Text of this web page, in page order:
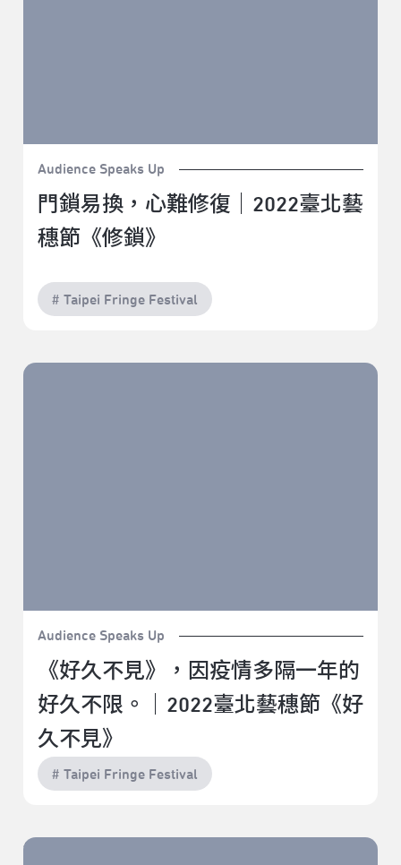
Audience Speaks Up
門鎖易換，心難修復｜2022臺北藝
穗節《修鎖》
# Taipei Fringe Festival
《好久不見》，因疫情多隔一年的好久不限。｜2022臺
Audience Speaks Up
《好久不見》，因疫情多隔一年的
好久不限。｜2022臺北藝穗節《好
久不見》
# Taipei Fringe Festival
爸在心裡口難開｜2022臺北藝穗節《我的爸爸》